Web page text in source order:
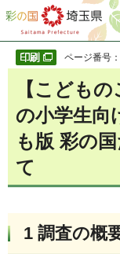
彩の国 埼玉県
ページ番号
【こども
の小学生向
も版 彩の
て
1 調査の概